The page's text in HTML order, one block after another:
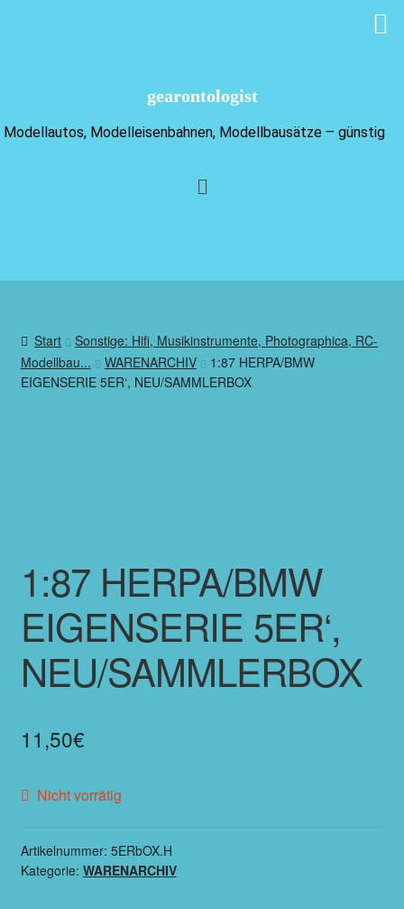
Modellautos, Modelleisenbahnen, Modellbausätze – günstig
Start
Sonstige: Hifi, Musikinstrumente, Photographica, RC-
Modellbau...
WARENARCHIV
1:87 HERPA/BMW
EIGENSERIE 5ER‘, NEU/SAMMLERBOX
1:87 HERPA/BMW
EIGENSERIE 5ER‘,
NEU/SAMMLERBOX
11,50€
Nicht vorrätig
Artikelnummer: 5ERbOX.H
Kategorie: WARENARCHIV
gearontologist